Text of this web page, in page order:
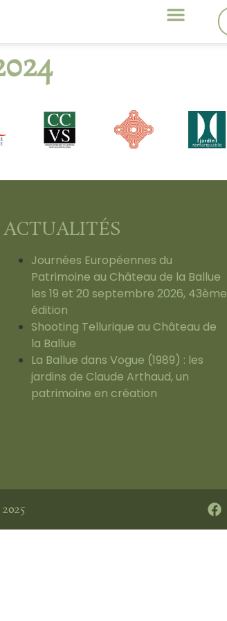
ACTUALITÉS
Journées Européennes du
Patrimoine au Château de la Ballue
les 19 et 20 septembre 2026, 43ème
édition
Shooting Tellurique au Château de
la Ballue
La Ballue dans Vogue (1989) : les
jardins de Claude Arthaud, un
patrimoine en création